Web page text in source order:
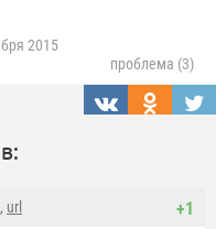
2015
проблема (3)
+1
url